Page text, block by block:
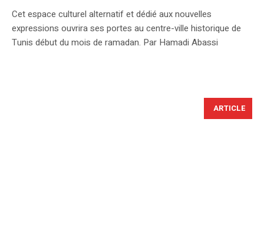
Cet espace culturel alternatif et dédié aux nouvelles
expressions ouvrira ses portes au centre-ville historique de
Tunis début du mois de ramadan. Par Hamadi Abassi
ARTICLE